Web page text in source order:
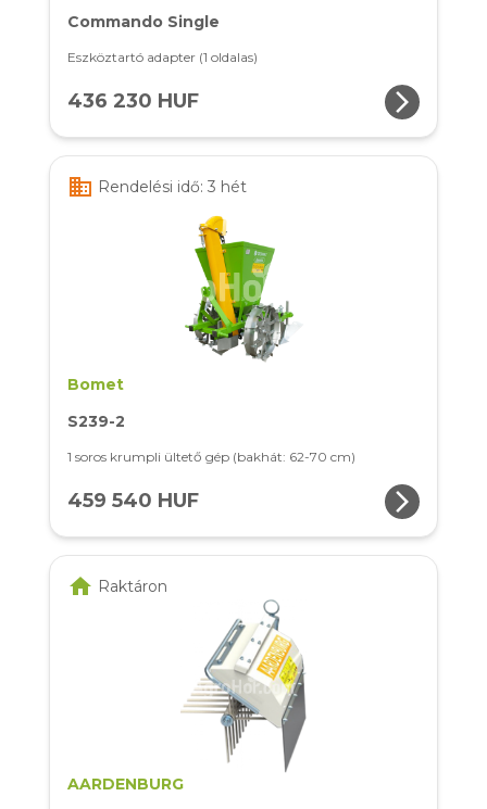
Commando Single
Eszköztartó adapter (1 oldalas)
436 230 HUF arrow_forward_ios
business Rendelési idő: 3 hét
Bomet
S239-2
1 soros krumpli ültető gép (bakhát: 62-70 cm)
459 540 HUF arrow_forward_ios
home Raktáron
AARDENBURG